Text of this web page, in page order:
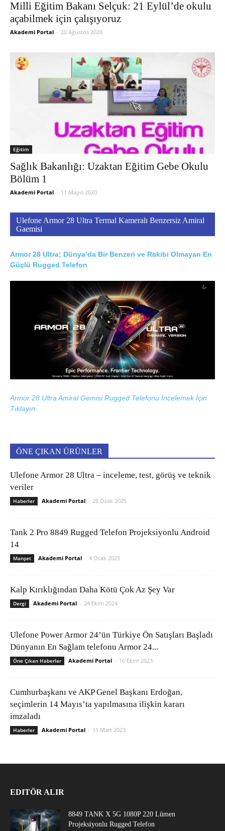
Milli Eğitim Bakanı Selçuk: 21 Eylül’de okulu
açabilmek için çalışıyoruz
Akademi Portal - 20 Ağustos 2020
Eğitim
Sağlık Bakanlığı: Uzaktan Eğitim Gebe Okulu
Bölüm 1
Akademi Portal - 11 Mayıs 2020
Ulefone Armor 28 Ultra Termal Kameralı Benzersiz Amiral
Gaemisi
Armor 28 Ultra; Dünya’da Bir Benzeri ve Rakibi Olmayan En
Güçlü Rugged Telefon
Armor 28 Ultra Amiral Gemisi Rugged Telefonu İncelemek İçin
Tıklayın
ÖNE ÇIKAN ÜRÜNLER
Ulefone Armor 28 Ultra – inceleme, test, görüş ve teknik
veriler
Haberler Akademi Portal - 26 Ocak 2025
Tank 2 Pro 8849 Rugged Telefon Projeksiyonlu Android
14
Manşet Akademi Portal - 4 Ocak 2025
Kalp Kırıklığından Daha Kötü Çok Az Şey Var
Dergi Akademi Portal - 24 Ekim 2024
Ulefone Power Armor 24’ün Türkiye Ön Satışları Başladı
Dünyanın En Sağlam telefonu Armor 24...
Öne Çıkan Haberler Akademi Portal - 16 Ekim 2023
Cumhurbaşkanı ve AKP Genel Başkanı Erdoğan,
seçimlerin 14 Mayıs’ta yapılmasına ilişkin kararı
imzaladı
Haberler Akademi Portal - 11 Mart 2023
EDITÖR ALIR
8849 TANK X 5G 1080P 220 Lümen
Projeksiyonlu Rugged Telefon